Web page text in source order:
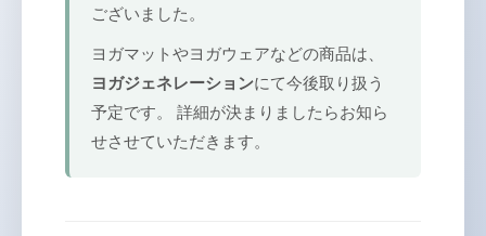
ございました。
ヨガマットやヨガウェアなどの商品は、
ヨガジェネレーションにて今後取り扱う
予定です。 詳細が決まりましたらお知ら
せさせていただきます。